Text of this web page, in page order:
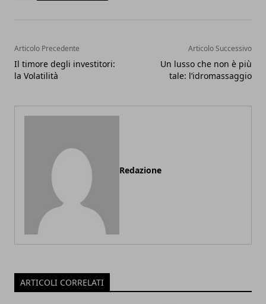
Articolo Precedente
Il timore degli investitori:
la Volatilità
Articolo Successivo
Un lusso che non è più
tale: l’idromassaggio
Redazione
ARTICOLI CORRELATI